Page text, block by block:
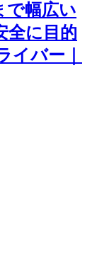
で幅広い
全に目的
イバー｜